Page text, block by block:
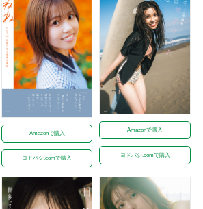
Amazonで購入
ヨドバシ.comで購入
Amazonで購入
ヨドバシ.comで購入